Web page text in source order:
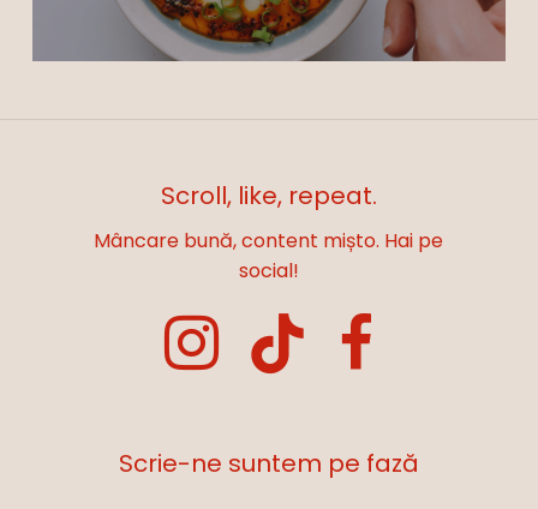
Scroll, like, repeat.
Mâncare bună, content mișto. Hai pe
social!
Scrie-ne suntem pe fază